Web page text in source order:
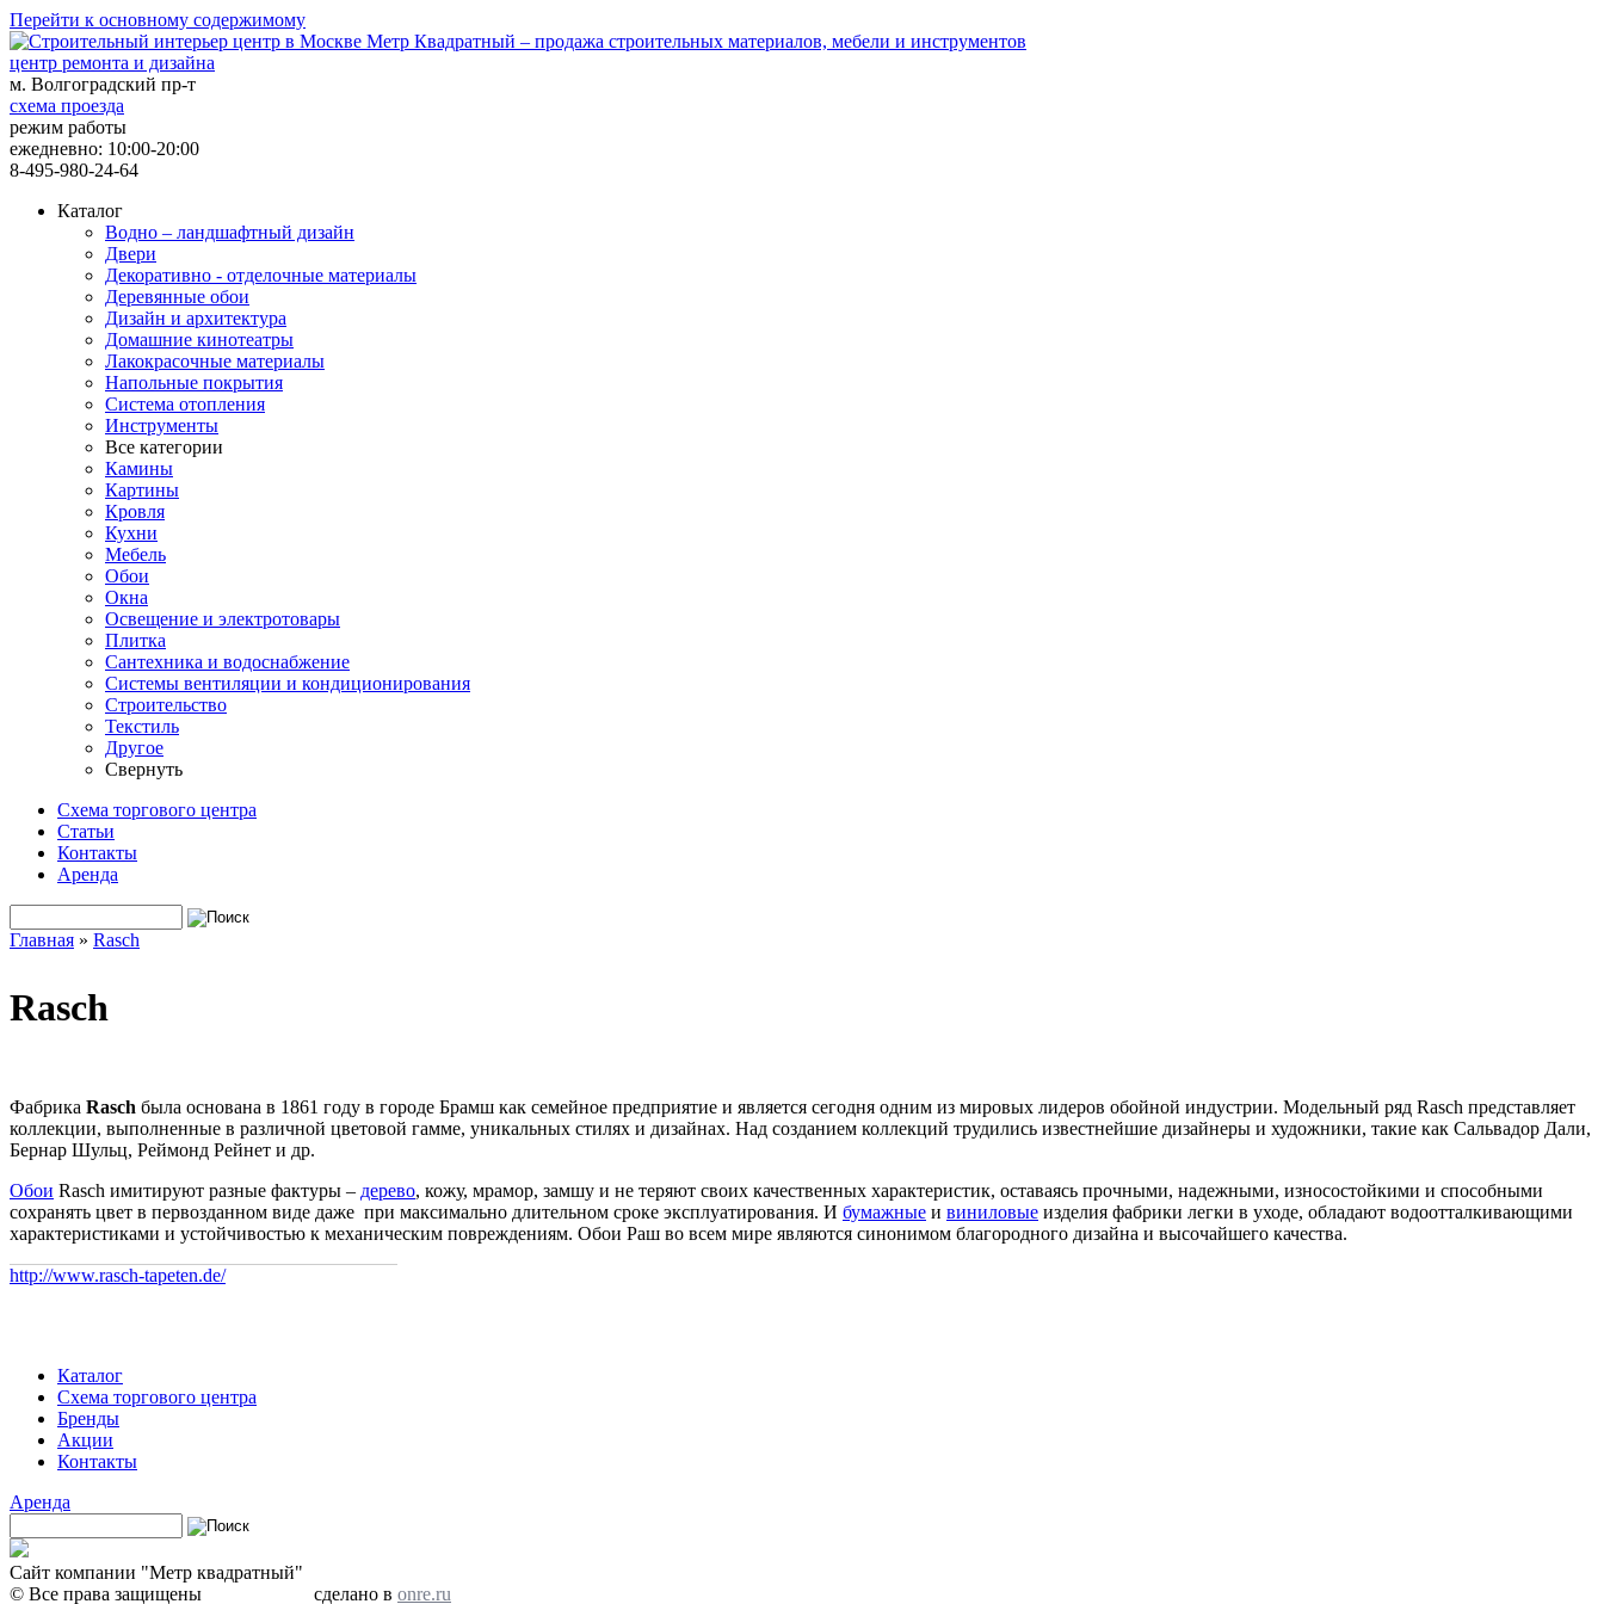
Перейти к основному содержимому
центр ремонта и дизайна
м. Волгоградский пр-т
схема проезда
режим работы
ежедневно: 10:00-20:00
8-495-980-24-64
Каталог
Водно – ландшафтный дизайн
Двери
Декоративно - отделочные материалы
Деревянные обои
Дизайн и архитектура
Домашние кинотеатры
Лакокрасочные материалы
Напольные покрытия
Система отопления
Инструменты
Все категории
Камины
Картины
Кровля
Кухни
Мебель
Обои
Окна
Освещение и электротовары
Плитка
Сантехника и водоснабжение
Системы вентиляции и кондиционирования
Строительство
Текстиль
Другое
Свернуть
Схема торгового центра
Статьи
Контакты
Аренда
Форма поиска
Главная » Rasch
Rasch
Фабрика Rasch была основана в 1861 году в городе Брамш как семейное предприятие и является сегодня одним из мировых лидеров обойной индустрии. Модельный ряд Rasch представляет
коллекции, выполненные в различной цветовой гамме, уникальных стилях и дизайнах. Над созданием коллекций трудились известнейшие дизайнеры и художники, такие как Сальвадор Дали,
Бернар Шульц, Реймонд Рейнет и др.
Обои Rasch имитируют разные фактуры – дерево, кожу, мрамор, замшу и не теряют своих качественных характеристик, оставаясь прочными, надежными, износостойкими и способными
сохранять цвет в первозданном виде даже при максимально длительном сроке эксплуатирования. И бумажные и виниловые изделия фабрики легки в уходе, обладают водоотталкивающими
характеристиками и устойчивостью к механическим повреждениям. Обои Раш во всем мире являются синонимом благородного дизайна и высочайшего качества.
http://www.rasch-tapeten.de/
Каталог
Схема торгового центра
Бренды
Акции
Контакты
Аренда
Форма поиска
Сайт компании "Метр квадратный"
© Все права защищены
сделано в onre.ru